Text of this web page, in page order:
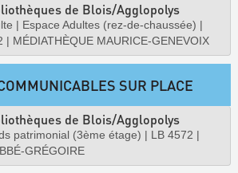
de Blois/Agglopolys
| Espace Adultes (rez-de-chaussée) |
| MÉDIATHÈQUE MAURICE-GENEVOIX
SUR PLACE
de Blois/Agglopolys
patrimonial (3ème étage) | LB 4572 |
GRÉGOIRE